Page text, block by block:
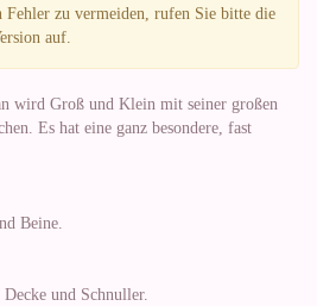
Fehler zu vermeiden, rufen Sie bitte die
auf.
wird Groß und Klein mit seiner großen
Es hat eine ganz besondere, fast
Beine.
und Schnuller.